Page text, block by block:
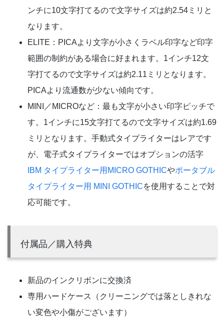
ンチに10文字打てるので文字サイズは約2.54ミリと
なります。
ELITE：PICAより文字が小さくラベル印字など印字
範囲の制約がある場合に好まれます。1インチ12文
字打てるので文字サイズは約2.11ミリとなります。
PICAより流通数が少ない傾向です。
MINI／MICROなど：最も文字が小さい印字ピッチで
す。1インチに15文字打てるので文字サイズは約1.69
ミリとなります。手動式タイプライターはレアです
が、電子式タイプライターではオプションの活字
IBM タイプライター用MICRO GOTHICやポータブル
タイプライター用 MINI GOTHICを使用することで対
応可能です。
付属品／購入特典
新品のインクリボンに交換済
専用ハードケース（クリーニングでは落としきれな
い変色や小傷がございます）